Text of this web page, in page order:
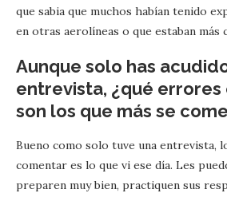
que sabia que muchos habían tenido
en otras aerolíneas o que estaban más
Aunque solo has
entrevista, ¿qué errores
son los que más se
Bueno como solo tuve una entrevista,
comentar es lo que vi ese día. Les
preparen muy bien, practiquen sus